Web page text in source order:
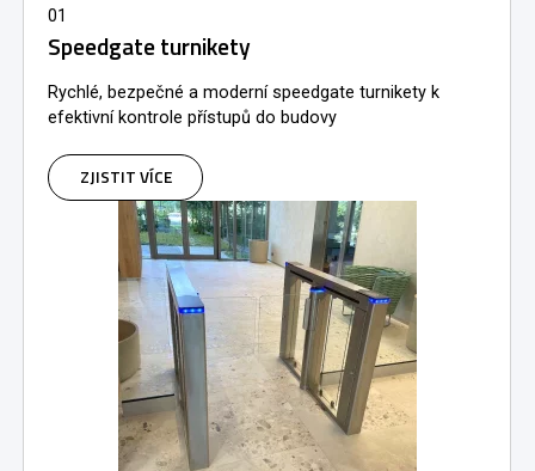
01
Speedgate turnikety
Rychlé, bezpečné a moderní speedgate turnikety k
efektivní kontrole přístupů do budovy
ZJISTIT VÍCE